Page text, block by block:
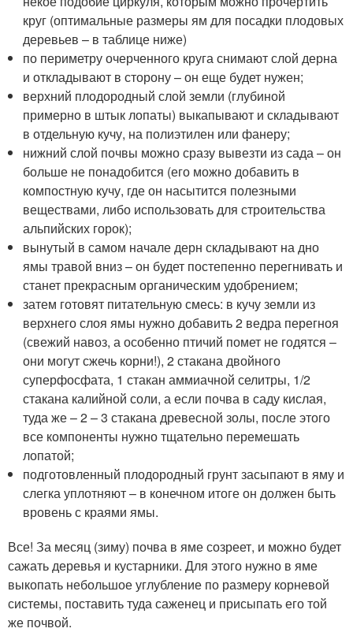
круг (оптимальные размеры ям для посадки плодовых
деревьев – в таблице ниже)
по периметру очерченного круга снимают слой дерна
и откладывают в сторону – он еще будет нужен;
верхний плодородный слой земли (глубиной
примерно в штык лопаты) выкапывают и складывают
в отдельную кучу, на полиэтилен или фанеру;
нижний слой почвы можно сразу вывезти из сада – он
больше не понадобится (его можно добавить в
компостную кучу, где он насытится полезными
веществами, либо использовать для строительства
альпийских горок);
вынутый в самом начале дерн складывают на дно
ямы травой вниз – он будет постепенно перегнивать и
станет прекрасным органическим удобрением;
затем готовят питательную смесь: в кучу земли из
верхнего слоя ямы нужно добавить 2 ведра перегноя
(свежий навоз, а особенно птичий помет не годятся –
они могут сжечь корни!), 2 стакана двойного
суперфосфата, 1 стакан аммиачной селитры, 1/2
стакана калийной соли, а если почва в саду кислая,
туда же – 2 – 3 стакана древесной золы, после этого
все компоненты нужно тщательно перемешать
лопатой;
подготовленный плодородный грунт засыпают в яму и
слегка уплотняют – в конечном итоге он должен быть
вровень с краями ямы.
Все! За месяц (зиму) почва в яме созреет, и можно будет
сажать деревья и кустарники. Для этого нужно в яме
выкопать небольшое углубление по размеру корневой
системы, поставить туда саженец и присыпать его той
же почвой.